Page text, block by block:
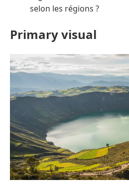
selon les régions ?
Primary visual